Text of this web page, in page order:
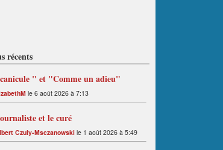
récents
" et "Comme un adieu"
le 6 août 2026 à 7:13
et le curé
Czuly-Msczanowski le 1 août 2026 à 5:49